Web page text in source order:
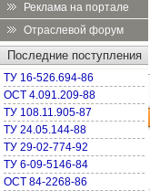
Реклама на портале
Отраслевой форум
Последние поступления
ТУ 16-526.694-86
ОСТ 4.091.209-88
ТУ 108.11.905-87
ТУ 24.05.144-88
ТУ 29-02-774-92
ТУ 6-09-5146-84
ОСТ 84-2268-86